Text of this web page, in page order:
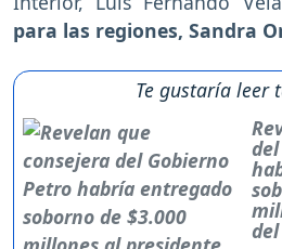
para las regiones, Sandra
Te gustaría leer